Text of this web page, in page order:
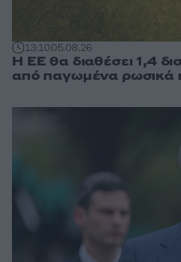
13:1005.08.26
Η ΕΕ θα διαθέσει 1,4
από παγωμένα ρωσικά